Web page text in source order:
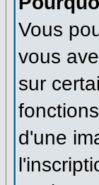
Vous
vous
sur
d'une